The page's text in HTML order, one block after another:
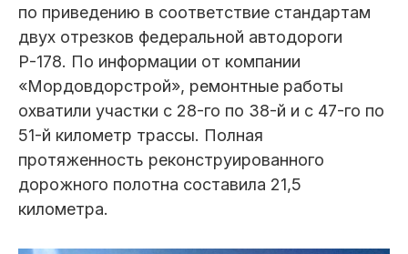
по приведению в соответствие стандартам
двух отрезков федеральной автодороги
Р-178. По информации от компании
«Мордовдорстрой», ремонтные работы
охватили участки с 28-го по 38-й и с 47-го по
51-й километр трассы. Полная
протяженность реконструированного
дорожного полотна составила 21,5
километра.